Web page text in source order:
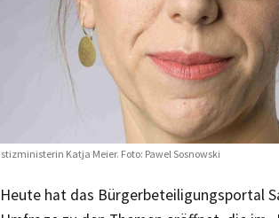
Katja Meier. Foto: Pawel Sosnowski
Heute hat das Bürgerbeteiligungsportal